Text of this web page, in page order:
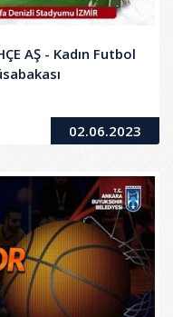
AŞ - Kadın Futbol
02.06.2023